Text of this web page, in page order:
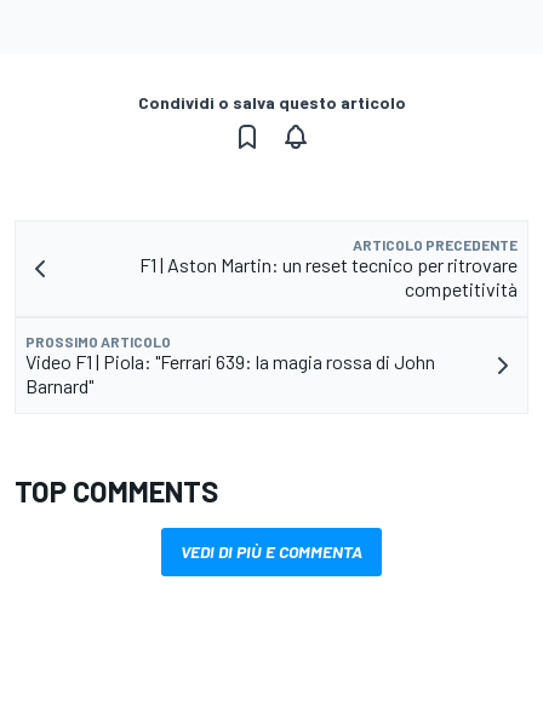
Condividi o salva questo articolo
ARTICOLO PRECEDENTE
F1 | Aston Martin: un reset tecnico per ritrovare
competitività
PROSSIMO ARTICOLO
Video F1 | Piola: "Ferrari 639: la magia rossa di John
Barnard"
TOP COMMENTS
VEDI DI PIÙ E COMMENTA